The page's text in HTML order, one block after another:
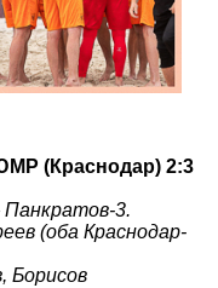
(Краснодар) 2:3
3.
(оба Краснодар-
Борисов